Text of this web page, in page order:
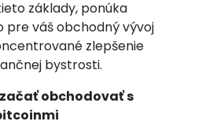
základy, ponúka
pre váš obchodný vývoj
zlepšenie
bystrosti.
obchodovať s